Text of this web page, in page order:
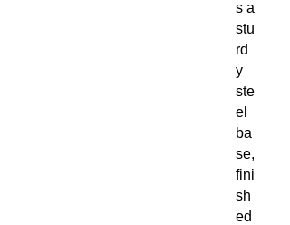
s a
stu
rd
y
ste
el
ba
se,
fini
sh
ed